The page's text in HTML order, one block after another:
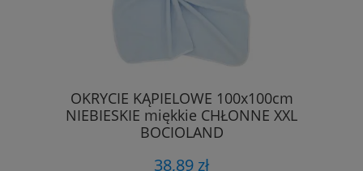
OKRYCIE KĄPIELOWE 100x100cm
NIEBIESKIE miękkie CHŁONNE XXL
BOCIOLAND
38,89 zł